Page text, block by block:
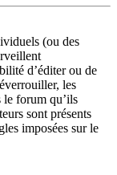
(ou des
d’éditer ou de
les
le forum qu’ils
sont présents
imposées sur le